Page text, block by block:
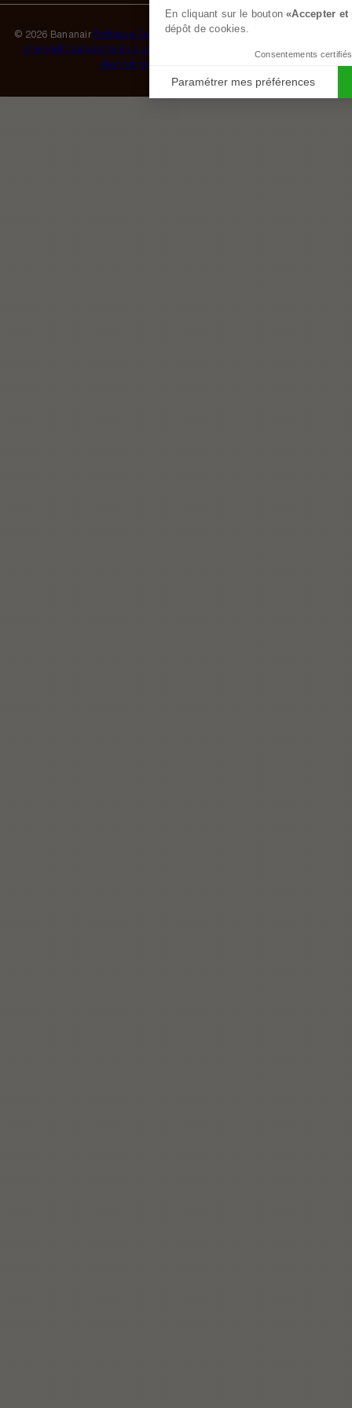
© 2026 Bananair Politique De Confidentialité
d'expéditionConditions d'utilisation Conditions de vente
Commerce
électronique propulsé par Shopify
En cliquant sur le bouton«Accepter
dépôt de cookies.
Consentements
Paramétrer mes préférences